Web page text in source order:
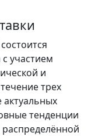
участием
и
трех
тенденции